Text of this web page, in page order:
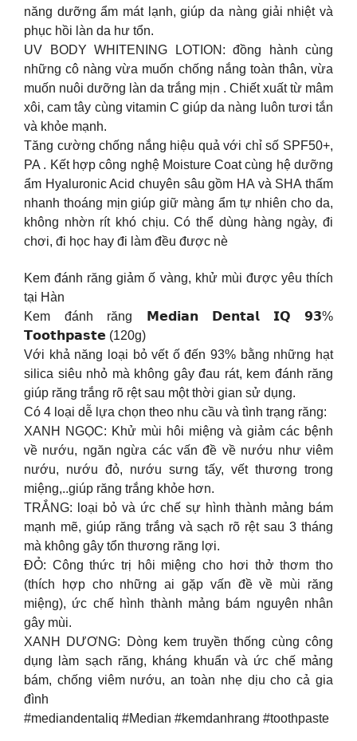
năng dưỡng ẩm mát lạnh, giúp da nàng giải nhiệt và
phục hồi làn da hư tổn.
UV BODY WHITENING LOTION: đồng hành cùng
những cô nàng vừa muốn chống nắng toàn thân, vừa
muốn nuôi dưỡng làn da trắng mịn . Chiết xuất từ mâm
xôi, cam tây cùng vitamin C giúp da nàng luôn tươi tắn
và khỏe mạnh.
Tăng cường chống nắng hiệu quả với chỉ số SPF50+,
PA . Kết hợp công nghệ Moisture Coat cùng hệ dưỡng
ẩm Hyaluronic Acid chuyên sâu gồm HA và SHA thấm
nhanh thoáng mịn giúp giữ màng ẩm tự nhiên cho da,
không nhờn rít khó chịu. Có thể dùng hàng ngày, đi
chơi, đi học hay đi làm đều được nè
Kem đánh răng giảm ố vàng, khử mùi được yêu thích
tại Hàn
Kem đánh răng 𝗠𝗲𝗱𝗶𝗮𝗻 𝗗𝗲𝗻𝘁𝗮𝗹 𝗜𝗤 𝟵𝟯%
𝗧𝗼𝗼𝘁𝗵𝗽𝗮𝘀𝘁𝗲 (120g)
Với khả năng loại bỏ vết ố đến 93% bằng những hạt
silica siêu nhỏ mà không gây đau rát, kem đánh răng
giúp răng trắng rõ rệt sau một thời gian sử dụng.
Có 4 loại dễ lựa chọn theo nhu cầu và tình trạng răng:
XANH NGỌC: Khử mùi hôi miệng và giảm các bệnh
về nướu, ngăn ngừa các vấn đề về nướu như viêm
nướu, nướu đỏ, nướu sưng tấy, vết thương trong
miệng,..giúp răng trắng khỏe hơn.
TRẮNG: loại bỏ và ức chế sự hình thành mảng bám
mạnh mẽ, giúp răng trắng và sạch rõ rệt sau 3 tháng
mà không gây tổn thương răng lợi.
ĐỎ: Công thức trị hôi miệng cho hơi thở thơm tho
(thích hợp cho những ai gặp vấn đề về mùi răng
miệng), ức chế hình thành mảng bám nguyên nhân
gây mùi.
XANH DƯƠNG: Dòng kem truyền thống cùng công
dụng làm sạch răng, kháng khuẩn và ức chế mảng
bám, chống viêm nướu, an toàn nhẹ dịu cho cả gia
đình
#mediandentaliq #Median #kemdanhrang #toothpaste